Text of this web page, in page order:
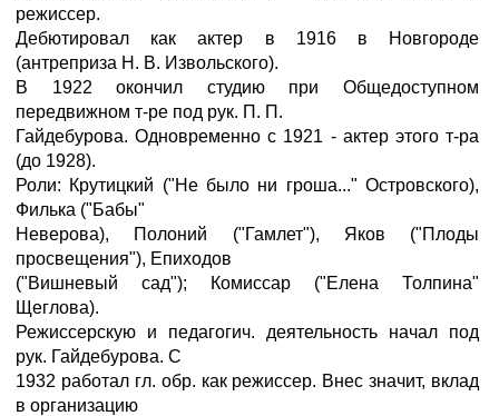
режиссер.
Дебютировал как актер в 1916 в Новгороде
(антреприза Н. В. Извольского).
В 1922 окончил студию при Общедоступном
передвижном т-ре под рук. П. П.
Гайдебурова. Одновременно с 1921 - актер этого т-ра
(до 1928).
Роли: Крутицкий ("Не было ни гроша..." Островского),
Филька ("Бабы"
Неверова), Полоний ("Гамлет"), Яков ("Плоды
просвещения"), Епиходов
("Вишневый сад"); Комиссар ("Елена Толпина"
Щеглова).
Режиссерскую и педагогич. деятельность начал под
рук. Гайдебурова. С
1932 работал гл. обр. как режиссер. Внес значит, вклад
в организацию